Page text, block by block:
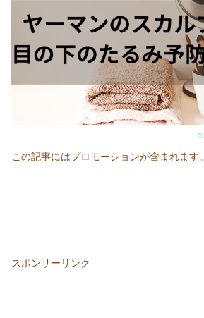
この記事にはプロモーションが含まれます。
スポンサーリンク